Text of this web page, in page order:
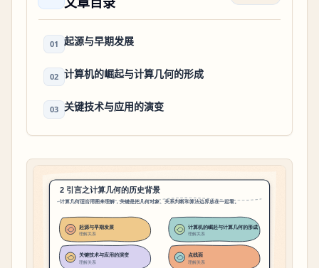
01 起源与早期发展
02 计算机的崛起与计算几何的形成
03 关键技术与应用的演变